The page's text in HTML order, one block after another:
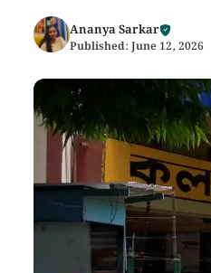
Ananya Sarkar
Published: June 12, 2026